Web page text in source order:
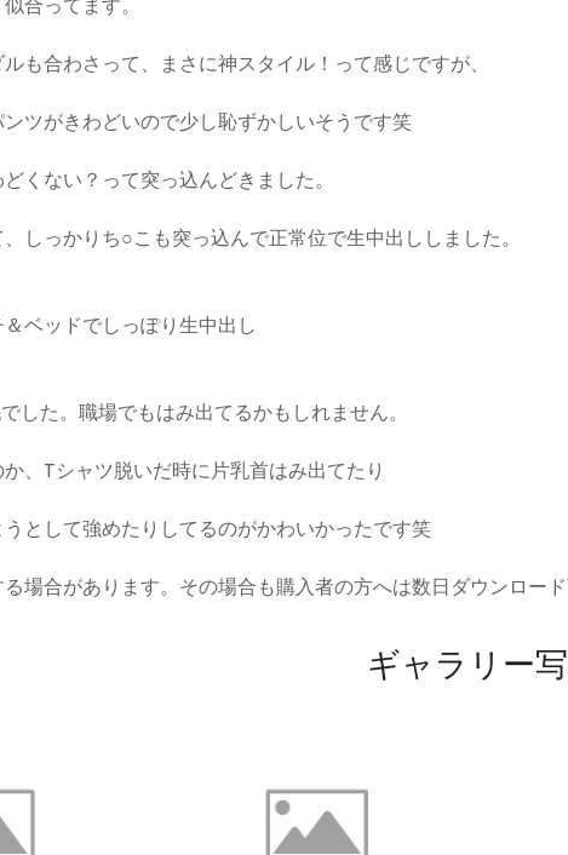
も合わさって、まさに神スタイル！って感じですが、
ツがきわどいので少し恥ずかしいそうです笑
くない？って突っ込んどきました。
しっかりち○こも突っ込んで正常位で生中出ししました。
ベッドでしっぽり生中出し
した。職場でもはみ出てるかもしれません。
、Tシャツ脱いだ時に片乳首はみ出てたり
して強めたりしてるのがかわいかったです笑
場合があります。その場合も購入者の方へは数日ダウンロード
ギャラリー